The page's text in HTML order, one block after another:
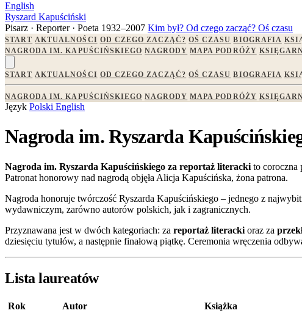
English
Ryszard Kapuściński
Pisarz · Reporter · Poeta 1932–2007 Kim był? Od czego zacząć? Oś czasu
START AKTUALNOŚCI OD CZEGO ZACZĄĆ? OŚ CZASU BIOGRAFIA
NAGRODA IM. KAPUŚCIŃSKIEGO NAGRODY MAPA PODRÓŻY
START AKTUALNOŚCI OD CZEGO ZACZĄĆ? OŚ CZASU BIOGRAFIA
NAGRODA IM. KAPUŚCIŃSKIEGO NAGRODY MAPA PODRÓŻY
Język Polski English
Nagroda im. Ryszarda
Nagroda im. Ryszarda Kapuścińskiego za reportaż literacki to coroczna
Patronat honorowy nad nagrodą objęła Alicja Kapuścińska, żona patrona.
Nagroda honoruje twórczość Ryszarda Kapuścińskiego – jednego z
wydawniczym, zarówno autorów polskich, jak i zagranicznych.
Przyznawana jest w dwóch kategoriach: za reportaż literacki oraz za
dziesięciu tytułów, a następnie finałową piątkę. Ceremonia wręczenia
Lista laureatów
Rok Autor
Książka